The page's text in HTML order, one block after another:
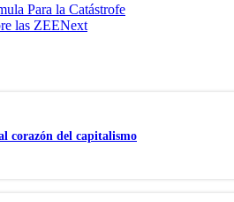
Para la Catástrofe
las ZEENext
corazón del capitalismo